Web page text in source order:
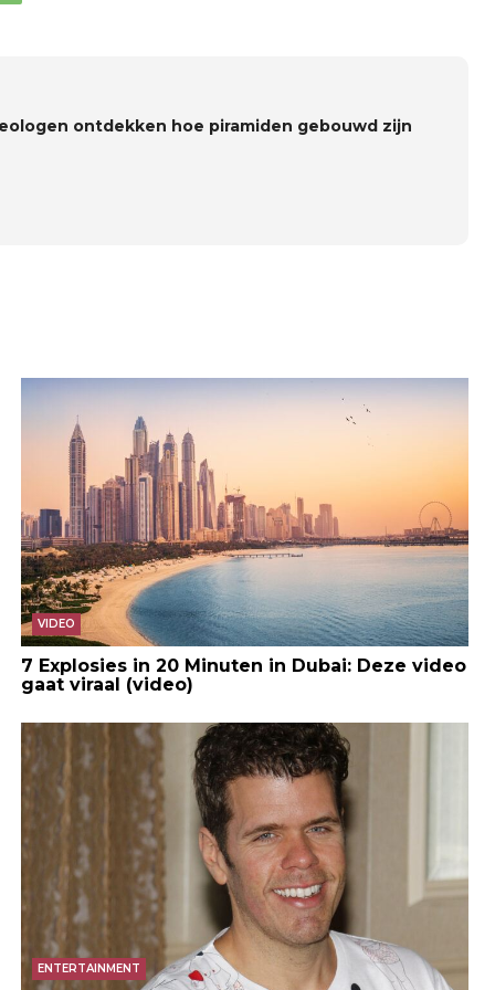
ontdekken hoe piramiden gebouwd zijn
VIDEO
7 Explosies in 20 Minuten in Dubai: Deze video
gaat viraal (video)
ENTERTAINMENT